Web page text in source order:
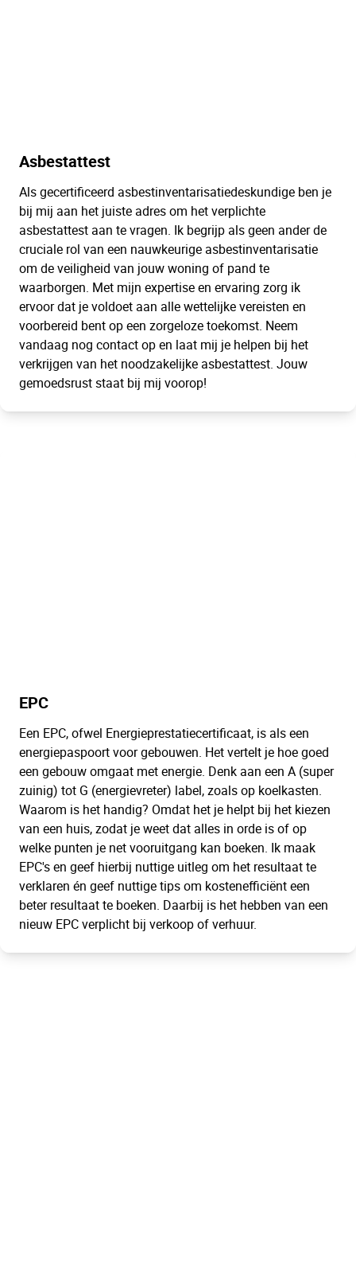
Asbestattest
Als gecertificeerd asbestinventarisatiedeskundige ben je
bij mij aan het juiste adres om het verplichte
asbestattest aan te vragen. Ik begrijp als geen ander de
cruciale rol van een nauwkeurige asbestinventarisatie
om de veiligheid van jouw woning of pand te
waarborgen. Met mijn expertise en ervaring zorg ik
ervoor dat je voldoet aan alle wettelijke vereisten en
voorbereid bent op een zorgeloze toekomst. Neem
vandaag nog contact op en laat mij je helpen bij het
verkrijgen van het noodzakelijke asbestattest. Jouw
gemoedsrust staat bij mij voorop!
EPC
Een EPC, ofwel Energieprestatiecertificaat, is als een
energiepaspoort voor gebouwen. Het vertelt je hoe goed
een gebouw omgaat met energie. Denk aan een A (super
zuinig) tot G (energievreter) label, zoals op koelkasten.
Waarom is het handig? Omdat het je helpt bij het kiezen
van een huis, zodat je weet dat alles in orde is of op
welke punten je net vooruitgang kan boeken. Ik maak
EPC's en geef hierbij nuttige uitleg om het resultaat te
verklaren én geef nuttige tips om kostenefficiënt een
beter resultaat te boeken. Daarbij is het hebben van een
nieuw EPC verplicht bij verkoop of verhuur.